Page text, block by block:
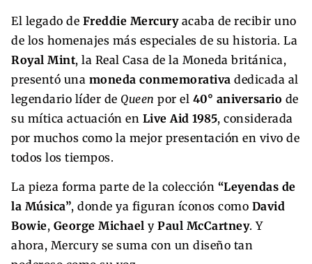
El legado de Freddie Mercuryacaba de recibir uno
de los homenajes más especiales de su historia. La
Royal Mint, la Real Casa de la Moneda británica,
presentó una moneda conmemorativa dedicada al
legendario líder de Queen por el 40° aniversario de
su mítica actuación en Live Aid 1985, considerada
por muchos como la mejor presentación en vivo de
todos los tiempos.
La pieza forma parte de la colección “Leyendas de
la Música”, donde ya figuran íconos como David
Bowie, George Michael y Paul McCartney. Y
ahora, Mercury se suma con un diseño tan